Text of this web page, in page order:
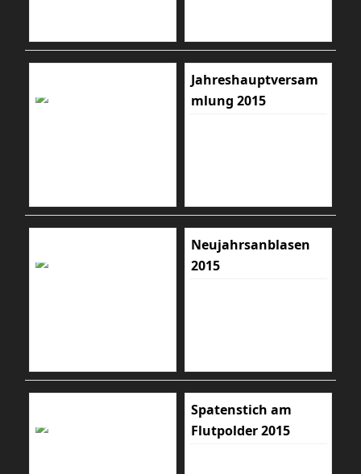
Jahreshauptversam
mlung 2015
Neujahrsanblasen
2015
Spatenstich am
Flutpolder 2015